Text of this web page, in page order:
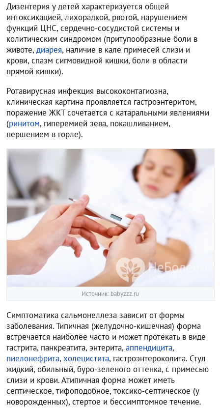
Дизентерия у детей характеризуется общей
интоксикацией, лихорадкой, рвотой, нарушением
функций ЦНС, сердечно-сосудистой системы и
колитическим синдромом (притупообразные боли в
животе,диарея, наличие в кале примесей слизи и
крови, спазм сигмовидной кишки, боли в области
прямой кишки).
Ротавирусная инфекция высококонтагиозна,
клиническая картина проявляется гастроэнтеритом,
поражение ЖКТ сочетается с катаральными явлениями
(ринитом, гиперемией зева, покашливанием,
першением в горле).
Источник: babyzzz.ru
Симптоматика сальмонеллеза зависит от формы
заболевания. Типичная (желудочно-кишечная) форма
встречается наиболее часто и может протекать в виде
гастрита, панкреатита, энтерита,аппендицита,
пиелонефрита,холецистита, гастроэнтероколита. Стул
жидкий, обильный, буро-зеленого оттенка, с примесью
слизи и крови. Атипичная форма может иметь
септическое, тифоподобное, токсико-септическое (у
новорожденных), стертое и бессимптомное течение.